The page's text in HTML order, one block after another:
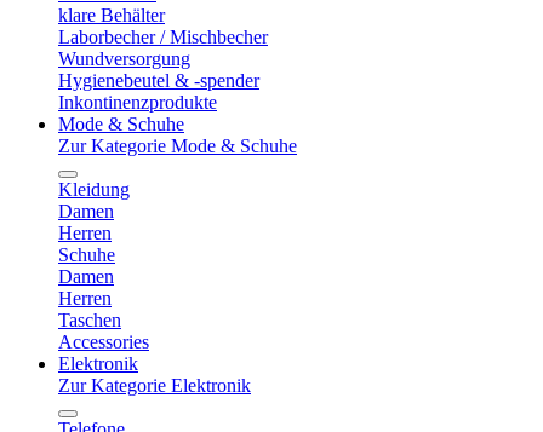
klare Behälter
Laborbecher / Mischbecher
Wundversorgung
Hygienebeutel & -spender
Inkontinenzprodukte
Mode & Schuhe
Zur Kategorie Mode & Schuhe
Kleidung
Damen
Herren
Schuhe
Damen
Herren
Taschen
Accessories
Elektronik
Zur Kategorie Elektronik